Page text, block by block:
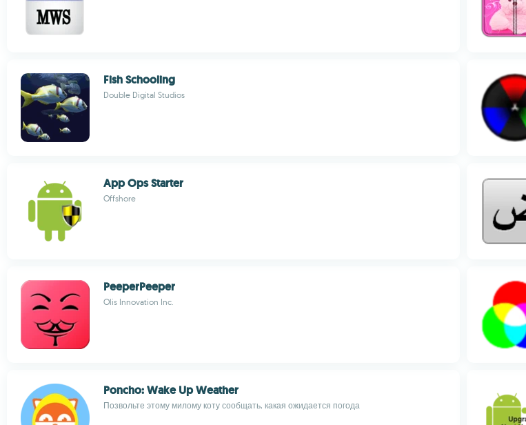
Fish Schooling
Double Digital Studios
App Ops Starter
Offshore
PeeperPeeper
Olis Innovation Inc.
Poncho: Wake Up Weather
Позвольте этому милому коту сообщать, какая ожидается погода